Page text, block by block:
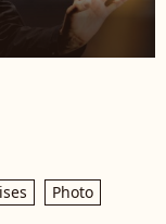
Photo